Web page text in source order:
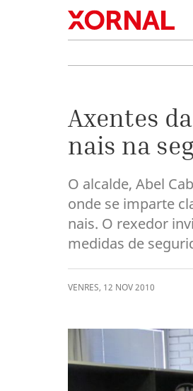
Axentes
nais na
O alcalde, Abel
onde se imparte
nais. O rexedor
medidas de
VENRES, 12 NOV2010